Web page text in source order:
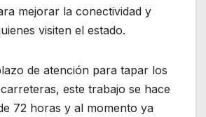
mejorar la conectividad y
visiten el estado.
de atención para tapar los
este trabajo se hace
72 horas y al momento ya